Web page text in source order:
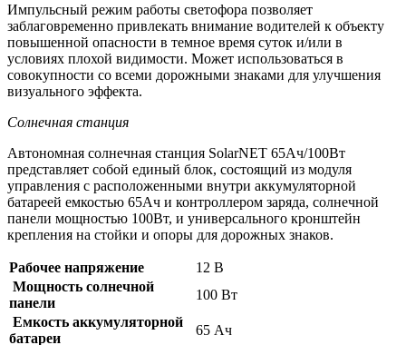
Импульсный режим работы светофора позволяет
заблаговременно привлекать внимание водителей к объекту
повышенной опасности в темное время суток и/или в
условиях плохой видимости. Может использоваться в
совокупности со всеми дорожными знаками для улучшения
визуального эффекта.
Солнечная станция
Автономная солнечная станция SolarNET 65Ач/100Вт
представляет собой единый блок, состоящий из модуля
управления с расположенными внутри аккумуляторной
батареей емкостью 65Ач и контроллером заряда, солнечной
панели мощностью 100Вт, и универсального кронштейн
крепления на стойки и опоры для дорожных знаков.
Рабочее напряжение
12 В
Мощность солнечной
панели
100 Вт
Емкость аккумуляторной
батареи
65 Ач